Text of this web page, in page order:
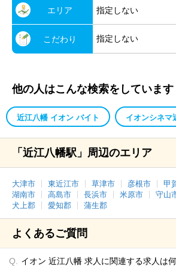
エリア 指定しない
こだわり 指定しない
他の人はこんな検索をしています
近江八幡 イオン バイト イオンシネマ
「近江八幡駅」周辺のエリア
大津市 東近江市 草津市 彦根市 甲
湖南市
高島市 長浜市 米原市 守山
犬上郡
愛知郡 蒲生郡
よくあるご質問
イオン 近江八幡 求人に関連する求人は